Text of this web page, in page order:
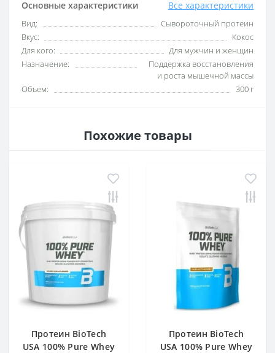
Основные характеристики Все характеристики
Вид:
Сывороточный протеин
Вкус:
Кокос
Для кого:
Для мужчин и женщин
Назначение:
Поддержка восстановления
и роста мышечной массы
Объем:
300 г
Похожие товары
Протеин BioTech
USA 100% Pure Whey
Протеин BioTech
USA 100% Pure Whey